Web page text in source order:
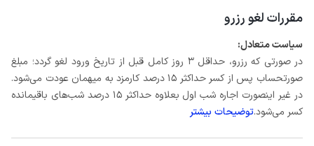
مقررات لغو رزرو
سیاست متعادل:
در صورتی که رزرو، حداقل 3 روز کامل قبل از تاریخ ورود لغو گردد؛ مبلغ
صورتحساب پس از کسر حداکثر 15 درصد کارمزد به میهمان عودت می‌شود.
در غیر اینصورت اجاره شب اول بعلاوه حداکثر 15 درصد شب‌های باقیمانده
کسر می‌شود.توضیحات بیشتر